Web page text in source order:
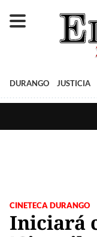
DURANGO JUSTICIA
CINETECA DURANGO
Iniciará